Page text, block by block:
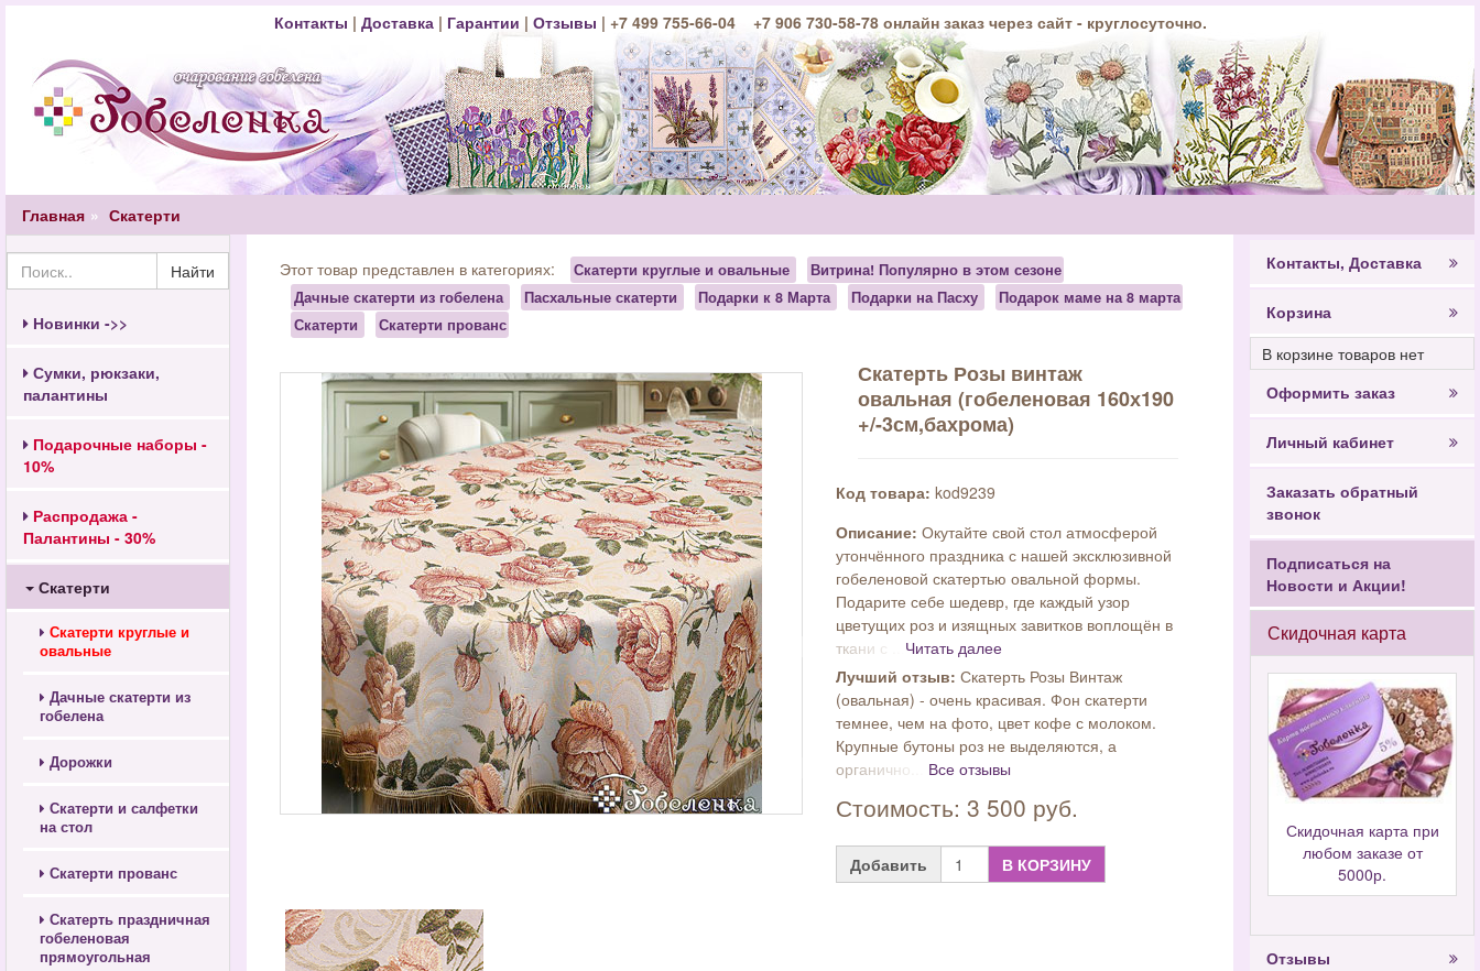
Контакты | Доставка| Гарантии | Отзывы | +7 499 755-66-04 +7 906 730-58-78 онлайн заказ через сайт - круглосуточно.
Главная Скатерти
Найти
Новинки ->>
Сумки, рюкзаки,
палантины
Подарочные наборы -
10%
Распродажа -
Палантины - 30%
Скатерти
Скатерти круглые и
овальные
Дачные скатерти из
гобелена
Дорожки
Скатерти и салфетки
на стол
Скатерти прованс
Скатерть праздничная
гобеленовая
прямоугольная
Этот товар представлен в категориях: Скатерти круглые и овальные
Витрина! Популярно в этом сезоне
Дачные скатерти из гобелена
Пасхальные скатерти Подарки к 8 Марта Подарки на Пасху
Подарок маме на 8 марта
Скатерти
Скатерти прованс
Скатерть Розы винтаж
овальная (гобеленовая 160х190
+/-3см,бахрома)
Код товара: kod9239
Описание:Окутайте свой стол атмосферой
утончённого праздника с нашей эксклюзивной
гобеленовой скатертью овальной формы.
Подарите себе шедевр, где каждый узор
цветущих роз и изящных завитков воплощён в
ткани с ... Читать далее
Лучший отзыв:Скатерть Розы Винтаж
(овальная) - очень красивая. Фон скатерти
темнее, чем на фото, цвет кофе с молоком.
Крупные бутоны роз не выделяются, а
органично... Все отзывы
Стоимость: 3 500 руб.
Добавить В КОРЗИНУ
Контакты, Доставка
Корзина
В корзине товаров нет
Оформить заказ
Личный кабинет
Заказать обратный
звонок
Подписаться на
Новости и Акции!
Скидочная карта
Скидочная карта при
любом заказе от
5000р.
Отзывы